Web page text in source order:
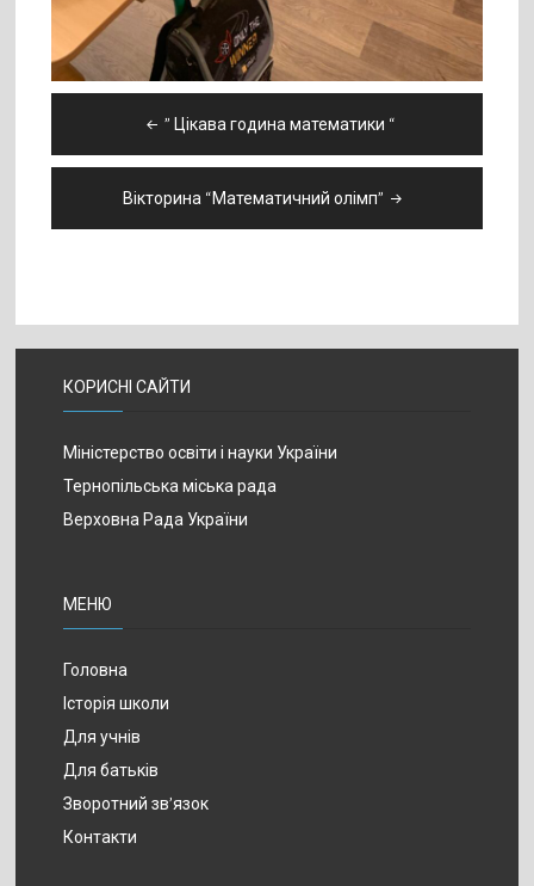
записів
” Цікава година математики “
Вікторина “Математичний олімп”
КОРИСНІ САЙТИ
Міністерство освіти і науки України
Тернопільська міська рада
Верховна Рада України
МЕНЮ
Головна
Історія школи
Для учнів
Для батьків
Зворотний зв’язок
Контакти